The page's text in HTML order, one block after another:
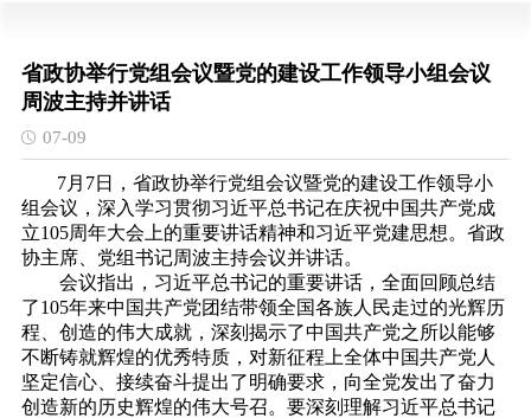
省政协举行党组会议暨党的建设工作领导小组会议
周波主持并讲话
07-09
7月7日，省政协举行党组会议暨党的建设工作领导小
组会议，深入学习贯彻习近平总书记在庆祝中国共产党成
立105周年大会上的重要讲话精神和习近平党建思想。省政
协主席、党组书记周波主持会议并讲话。
会议指出，习近平总书记的重要讲话，全面回顾总结
了105年来中国共产党团结带领全国各族人民走过的光辉历
程、创造的伟大成就，深刻揭示了中国共产党之所以能够
不断铸就辉煌的优秀特质，对新征程上全体中国共产党人
坚定信心、接续奋斗提出了明确要求，向全党发出了奋力
创造新的历史辉煌的伟大号召。要深刻理解习近平总书记